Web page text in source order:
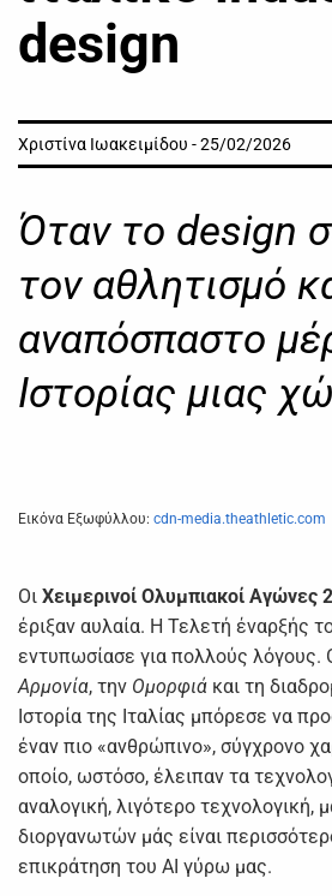
design
Χριστίνα Ιωακειμίδου - 25/02/2026
Όταν το design
τον αθλητισμό
αναπόσπαστο
Ιστορίας μιας
Εικόνα Εξωφύλλου: cdn-media.theathletic.com
Οι Χειμερινοί Ολυμπιακοί Αγώνες
έριξαν αυλαία. Η Τελετή έναρξής
εντυπωσίασε για πολλούς λόγους.
Αρμονία, την Ομορφιά και τη
Ιστορία της Ιταλίας μπόρεσε να
έναν πιο «ανθρώπινο», σύγχρονο
οποίο, ωστόσο, έλειπαν τα
αναλογική, λιγότερο τεχνολογική,
διοργανωτών μάς είναι
επικράτηση του ΑΙ γύρω μας.